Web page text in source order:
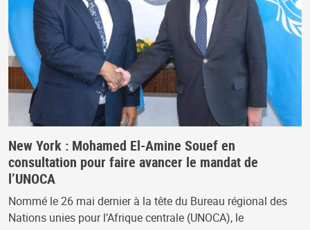
New York : Mohamed El-Amine Souef en
consultation pour faire avancer le mandat de
l’UNOCA
Nommé le 26 mai dernier à la tête du Bureau régional des
Nations unies pour l’Afrique centrale (UNOCA), le